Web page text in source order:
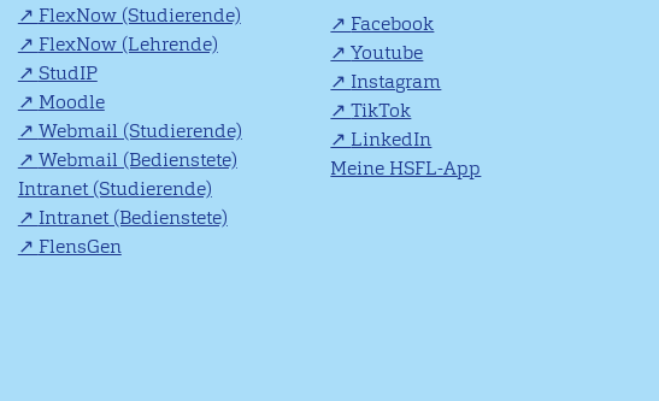
FlexNow (Studierende)
FlexNow (Lehrende)
StudIP
Moodle
Webmail (Studierende)
Webmail (Bedienstete)
Intranet (Studierende)
Intranet (Bedienstete)
FlensGen
Facebook
Youtube
Instagram
TikTok
LinkedIn
Meine HSFL-App